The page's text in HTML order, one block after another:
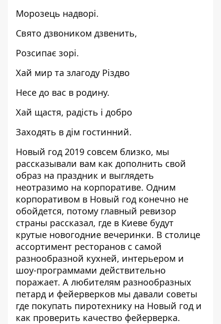
Морозець надворі.
Свято дзвоником дзвенить,
Розсипає зорі.
Хай мир та злагоду Різдво
Несе до вас в родину.
Хай щастя, радість і добро
Заходять в дім гостинний.
Новый год 2019 совсем близко, мы
рассказывали вам как дополнить свой
образ на праздник и выглядеть
неотразимо на корпоративе. Одним
корпоративом в Новый год конечно не
обойдется, потому главный ревизор
страны рассказал, где в Киеве будут
крутые новогодние вечеринки. В столице
ассортимент ресторанов с самой
разнообразной кухней, интерьером и
шоу-программами действительно
поражает. А любителям разнообразных
петард и фейерверков мы давали советы
где покупать пиротехнику на Новый год и
как проверить качество фейерверка.